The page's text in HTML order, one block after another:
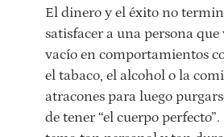
El dinero y el éxito no
satisfacer a una persona que
vacío en comportamientos
el tabaco, el alcohol o la
atracones para luego
de tener “el cuerpo